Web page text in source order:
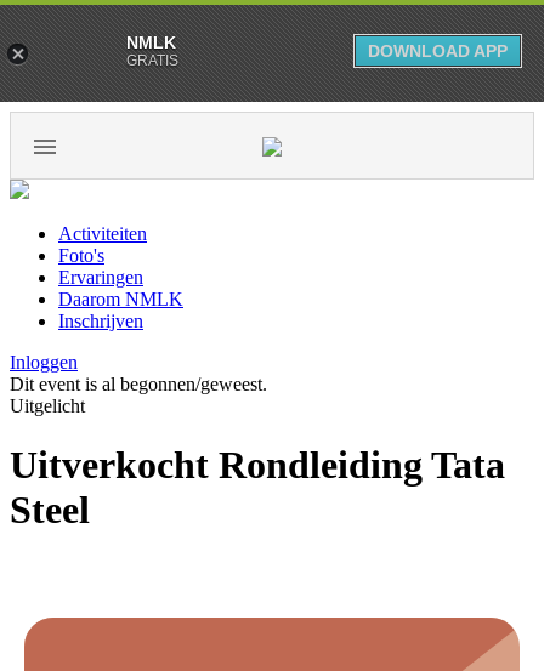
Activiteiten
Foto's
Ervaringen
Daarom NMLK
Inschrijven
Inloggen
Dit event is al begonnen/geweest.
Uitgelicht
Uitverkocht Rondleiding Tata
Steel
NMLK
GRATIS DOWNLOAD APP